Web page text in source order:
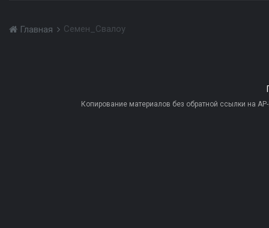
Главная Семен_Свалоу
Копирование материалов без обратной ссылки на